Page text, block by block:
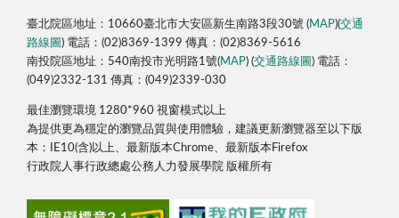
臺北院區地址：10660臺北市大安區新生南路3段30號 (MAP)(交通
路線圖) 電話：(02)8369-1399 傳真：(02)8369-5616
南投院區地址：540南投市光明路1號(MAP) (交通路線圖) 電話：
(049)2332-131 傳真：(049)2339-030
最佳瀏覽環境 1280*960 視窗模式以上
為提供更為穩定的瀏覽品質與使用體驗，建議更新瀏覽器至以下版
本：IE10(含)以上、最新版本Chrome、最新版本Firefox
行政院人事行政總處公務人力發展學院 版權所有